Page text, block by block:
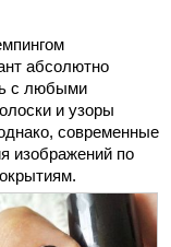
абсолютно
с любыми
и узоры
современные
изображений по